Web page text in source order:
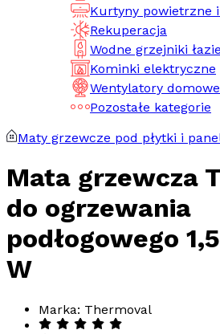
Kurtyny powietrzne
Rekuperacja
Wodne grzejniki
Kominki elektryczne
Wentylatory
Pozostałe kategorie
Maty grzewcze pod płytki i
Mata grzewcza
do ogrzewania
podłogowego
W
Marka: Thermoval